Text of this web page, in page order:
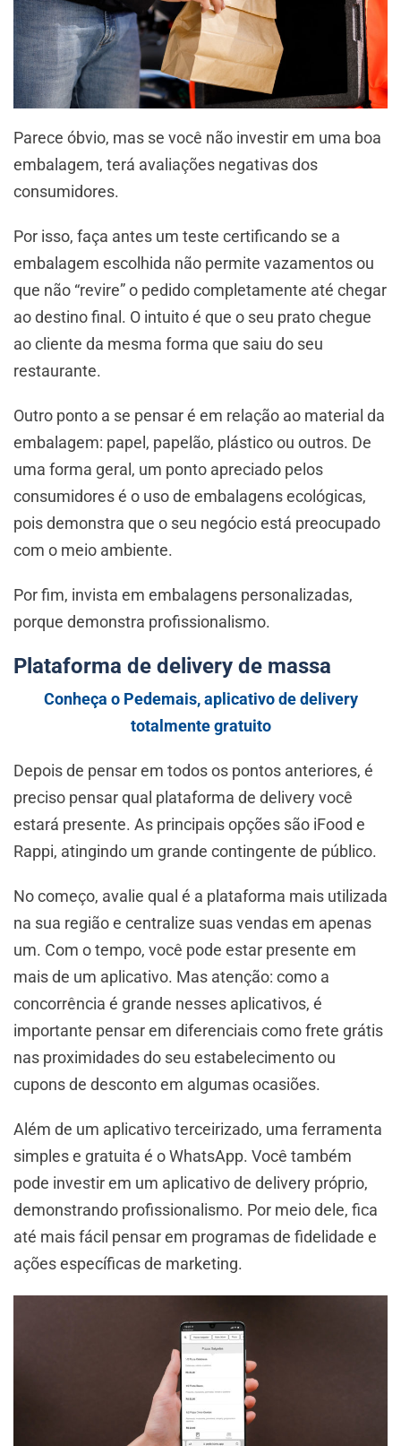
Parece óbvio, mas se você não investir em uma boa
embalagem, terá avaliações negativas dos
consumidores.
Por isso, faça antes um teste certificando se a
embalagem escolhida não permite vazamentos ou
que não “revire” o pedido completamente até chegar
ao destino final. O intuito é que o seu prato chegue
ao cliente da mesma forma que saiu do seu
restaurante.
Outro ponto a se pensar é em relação ao material da
embalagem: papel, papelão, plástico ou outros. De
uma forma geral, um ponto apreciado pelos
consumidores é o uso de embalagens ecológicas,
pois demonstra que o seu negócio está preocupado
com o meio ambiente.
Por fim, invista em embalagens personalizadas,
porque demonstra profissionalismo.
Plataforma de delivery de massa
Conheça o Pedemais, aplicativo de delivery
totalmente gratuito
Depois de pensar em todos os pontos anteriores, é
preciso pensar qual plataforma de delivery você
estará presente. As principais opções são iFood e
Rappi, atingindo um grande contingente de público.
No começo, avalie qual é a plataforma mais utilizada
na sua região e centralize suas vendas em apenas
um. Com o tempo, você pode estar presente em
mais de um aplicativo. Mas atenção: como a
concorrência é grande nesses aplicativos, é
importante pensar em diferenciais como frete grátis
nas proximidades do seu estabelecimento ou
cupons de desconto em algumas ocasiões.
Além de um aplicativo terceirizado, uma ferramenta
simples e gratuita é o WhatsApp. Você também
pode investir em um aplicativo de delivery próprio,
demonstrando profissionalismo. Por meio dele, fica
até mais fácil pensar em programas de fidelidade e
ações específicas de marketing.